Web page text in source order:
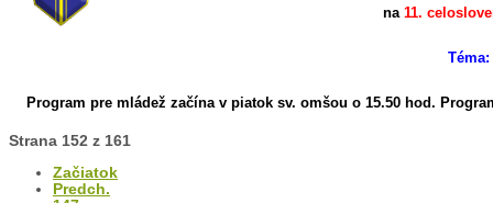
na 11.
Program pre mládež začína v piatok sv. omšou o 15.50 hod.
Strana 152 z 161
Začiatok
Predch.